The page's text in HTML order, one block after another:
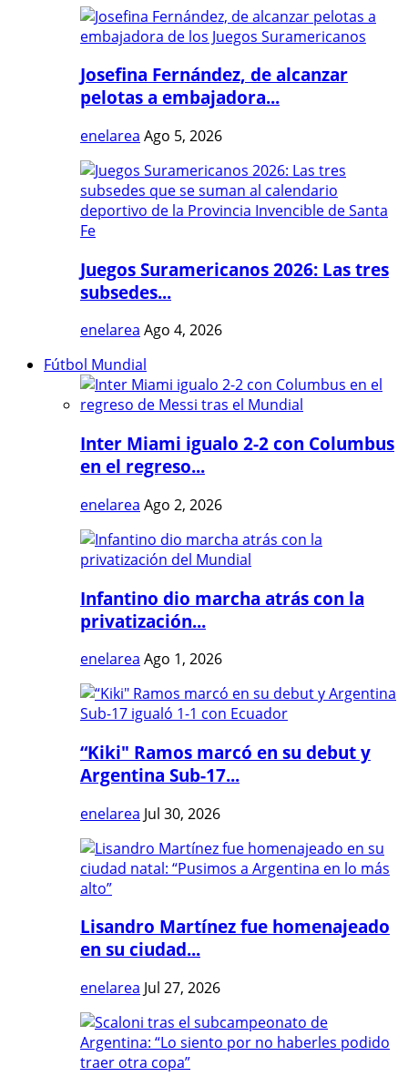
Josefina Fernández, de alcanzar
pelotas a embajadora...
enelarea Ago 5, 2026
Juegos Suramericanos 2026: Las tres
subsedes...
enelarea Ago 4, 2026
Fútbol Mundial
Inter Miami igualo 2-2 con Columbus
en el regreso...
enelarea Ago 2, 2026
Infantino dio marcha atrás con la
privatización...
enelarea Ago 1, 2026
“Kiki" Ramos marcó en su debut y
Argentina Sub-17...
enelarea Jul 30, 2026
Lisandro Martínez fue homenajeado
en su ciudad...
enelarea Jul 27, 2026